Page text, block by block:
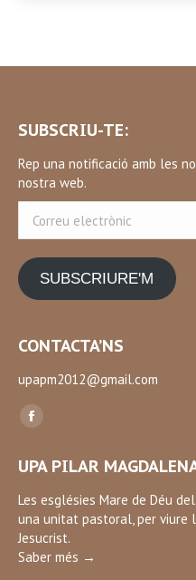
SUBSCRIU-TE:
Rep una notificació amb les
nostra web.
electrònic
SUBSCRIURE'M
CONTACTA’NS
upapm2012@gmail.com
Find us on:
Facebook
opens
in
new
window
UPA PILAR
Les esglésies Mare de Déu
una unitat pastoral, per viure
Jesucrist.
Saber més →